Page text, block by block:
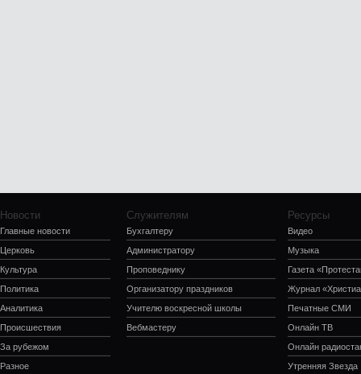
Новости
Главные новости
Церковь
Культура
Политика
Аналитика
Происшествия
За рубежом
Разное
Служителям
Бухгалтеру
Администратору
Проповеднику
Организатору праздников
Учителю воскресной школы
Вебмастеру
Ресурсы
Видео
Музыка
Газета
Журнал
Печатные СМИ
Онлайн ТВ
Онлайн
Утренняя Звезда